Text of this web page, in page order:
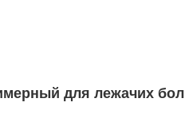
для лежачих